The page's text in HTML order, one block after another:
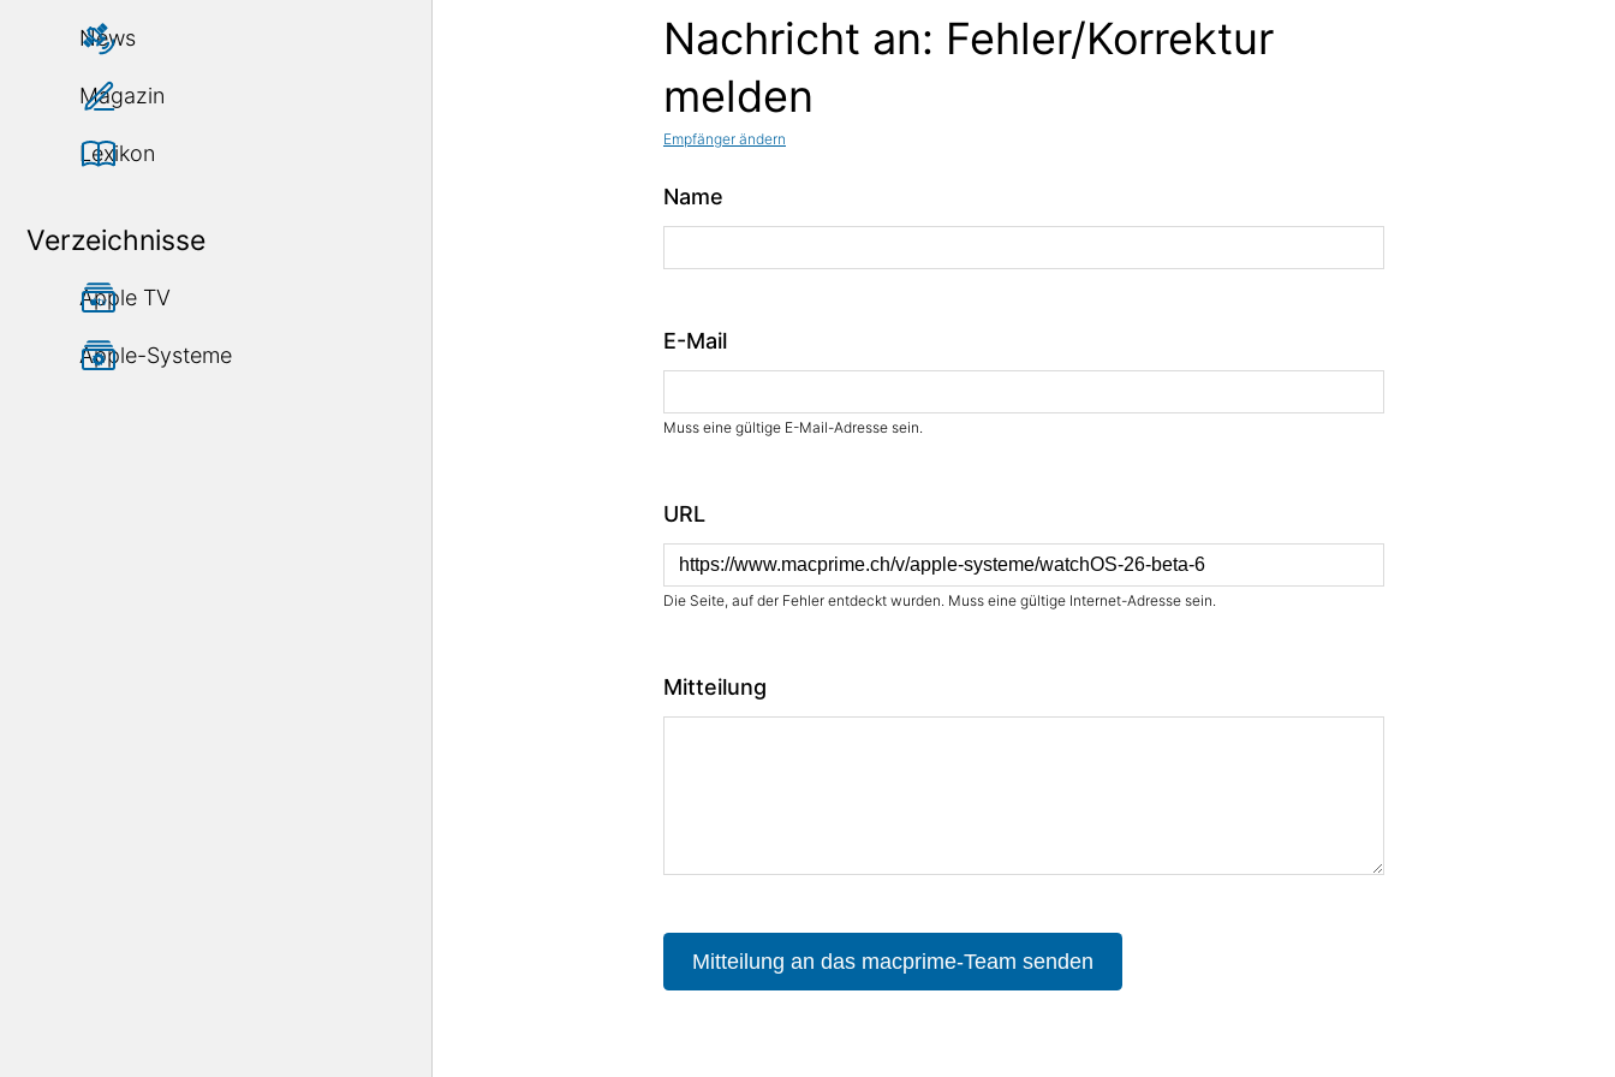
News
Magazin
Lexikon
Verzeichnisse
Apple TV
Apple-Systeme
Nachricht an: Fehler/Korrektur
melden
Empfänger ändern
Name
E-Mail
Muss eine gültige E-Mail-Adresse sein.
URL
Die Seite, auf der Fehler entdeckt wurden. Muss eine gültige Internet-Adresse sein.
Mitteilung
Mitteilung an das macprime-Team senden